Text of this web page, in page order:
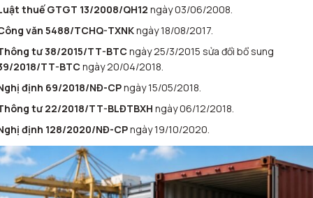
thuế GTGT 13/2008/QH12 ngày 03/06/2008.
văn 5488/TCHQ-TXNKngày 18/08/2017.
tư 38/2015/TT-BTC ngày 25/3/2015 sửa đổi bổ sung
2018/TT-BTC ngày 20/04/2018.
định 69/2018/NĐ-CPngày 15/05/2018.
tư 22/2018/TT-BLĐTBXH ngày 06/12/2018.
định 128/2020/NĐ-CPngày 19/10/2020.